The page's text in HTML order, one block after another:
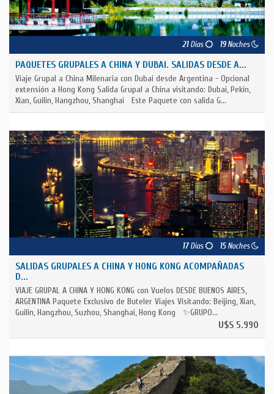
21Días 19Noches
PAQUETES GRUPALES A CHINA Y DUBAI. SALIDAS DESDE A...
Viaje Grupal a China Milenaria con Dubai desde Argentina - Opcional
extensión a Hong Kong Salida Grupal a China visitando: Dubai, Pekin,
Xian, Guilin, Hangzhou, Shanghai Este Paquete con salida G...
17Días 15Noches
SALIDAS GRUPALES A CHINA Y HONG KONG ACOMPAÑADAS
D...
VIAJE GRUPAL A CHINA Y HONG KONG con Vuelos DESDE BUENOS AIRES,
ARGENTINA Paquete Exclusivo de Buteler Viajes Visitando: Beijing, Xian,
Guilin, Hangzhou, Suzhou, Shanghai, Hong Kong ✨GRUPO...
U$S 5.990